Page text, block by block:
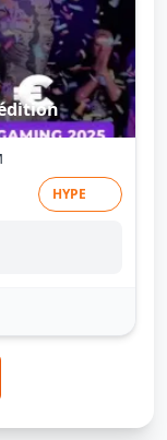
HYPE